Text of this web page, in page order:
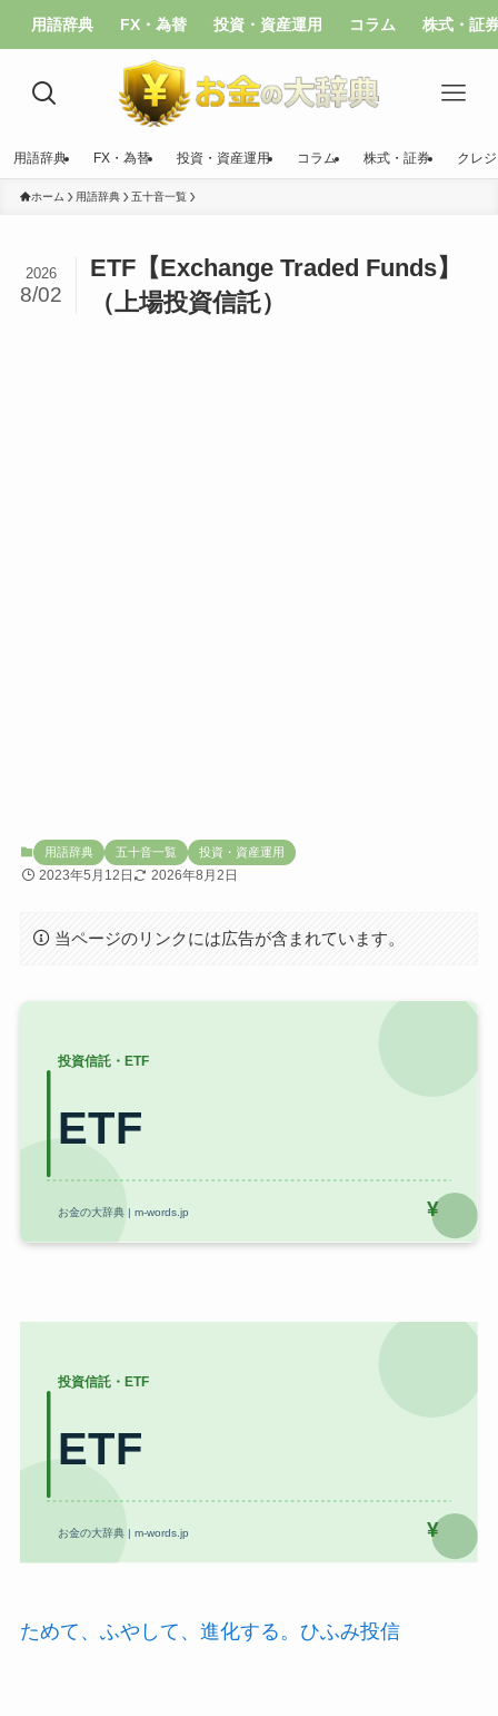
用語辞典 FX・為替 投資・資産運用 コラム 株式・証
用語辞典 FX・為替 投資・資産運用 コラム 株式・証券 クレ
ホーム 用語辞典 五十音一覧
ETF【Exchange Traded Funds】
（上場投資信託）
2026
8/02
用語辞典 五十音一覧 投資・資産運用
2023年5月12日 2026年8月2日
当ページのリンクには広告が含まれています。
ためて、ふやして、進化する。ひふみ投信